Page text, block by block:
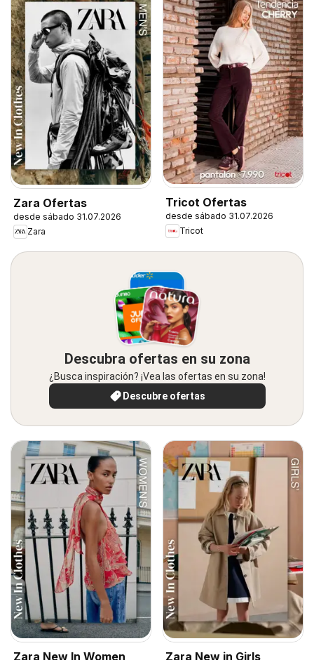
Zara Ofertas
desde sábado 31.07.2026
Zara
Tricot Ofertas
desde sábado 31.07.2026
Tricot
Descubra ofertas en su zona
¿Busca inspiración? ¡Vea las ofertas en su zona!
Descubre ofertas
Zara New In Women Zara New in Girls